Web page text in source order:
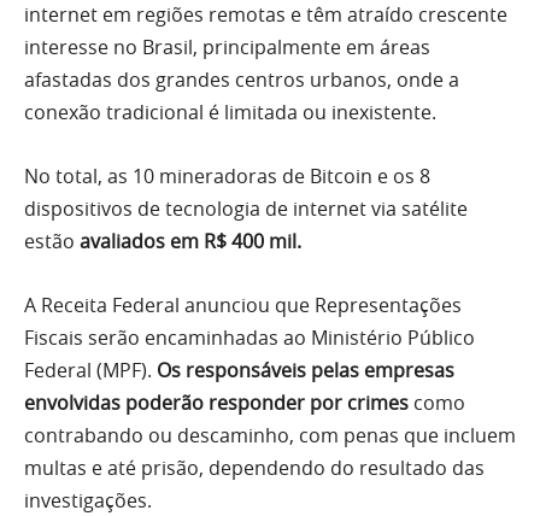
internet em regiões remotas e têm atraído crescente
interesse no Brasil, principalmente em áreas
afastadas dos grandes centros urbanos, onde a
conexão tradicional é limitada ou inexistente.
No total, as 10 mineradoras de Bitcoin e os 8
dispositivos de tecnologia de internet via satélite
estão avaliados em R$ 400 mil.
A Receita Federal anunciou que Representações
Fiscais serão encaminhadas ao Ministério Público
Federal (MPF). Os responsáveis pelas empresas
envolvidas poderão responder por crimes como
contrabando ou descaminho, com penas que incluem
multas e até prisão, dependendo do resultado das
investigações.